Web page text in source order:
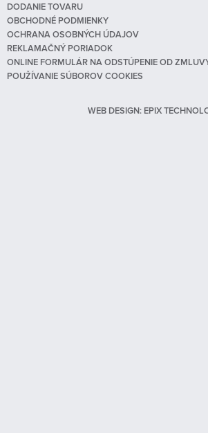
DODANIE TOVARU
OBCHODNÉ PODMIENKY
OCHRANA OSOBNÝCH ÚDAJOV
REKLAMAČNÝ PORIADOK
ONLINE FORMULÁR NA ODSTÚPENIE OD
POUŽÍVANIE SÚBOROV COOKIES
WEB DESIGN: EPIX